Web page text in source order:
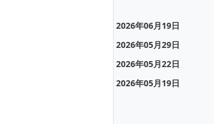
2026年06月19日
2026年05月29日
2026年05月22日
2026年05月19日